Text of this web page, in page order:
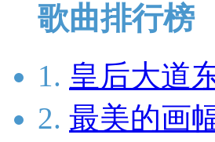
歌曲排行榜
1. 皇后大道
2. 最美的画